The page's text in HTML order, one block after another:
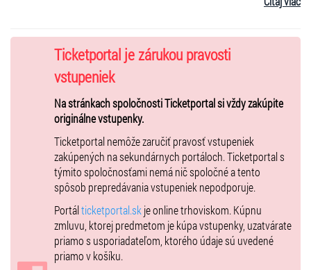
nadšenci, ale aj bežné kultúrne publikum. Predstavenie je svojou
staršie deti. Romantický príbeh princa Siegfrieda a krásnej princeznej
Odetty zakliatej do podoby labute predstavuje základný kameň
klasickej baletnej školy a už takmer stopäťdesiat rokov patrí k
najúspešnejším titulom svetových baletných scén.
Nenechajte si ujsť tento nezabudnuteľný zážitok!
Ticketportal je zárukou pravosti
vstupeniek
Na stránkach spoločnosti Ticketportal si vždy zakúpite
originálne vstupenky.
Ticketportal nemôže zaručiť pravosť vstupeniek
zakúpených na sekundárnych portáloch. Ticketportal s
týmito spoločnosťami nemá nič spoločné a tento
spôsob prepredávania vstupeniek nepodporuje.
Portálticketportal.sk je online trhoviskom. Kúpnu
zmluvu, ktorej predmetom je kúpa vstupenky, uzatvárate
priamo s usporiadateľom, ktorého údaje sú uvedené
priamo v košíku.